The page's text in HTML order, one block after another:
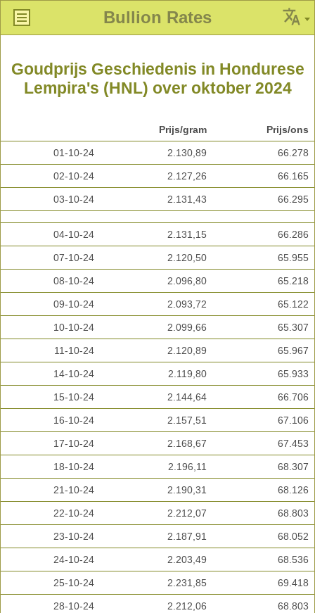
Bullion Rates
Goudprijs Geschiedenis in Hondurese
Lempira's (HNL) over oktober 2024
Prijs/gram Prijs/ons
01-10-24 2.130,89 66.278
02-10-24 2.127,26 66.165
03-10-24 2.131,43 66.295
04-10-24 2.131,15 66.286
07-10-24 2.120,50 65.955
08-10-24 2.096,80 65.218
09-10-24 2.093,72 65.122
10-10-24 2.099,66 65.307
11-10-24 2.120,89 65.967
14-10-24 2.119,80 65.933
15-10-24 2.144,64 66.706
16-10-24 2.157,51 67.106
17-10-24 2.168,67 67.453
18-10-24 2.196,11 68.307
21-10-24 2.190,31 68.126
22-10-24 2.212,07 68.803
23-10-24 2.187,91 68.052
24-10-24 2.203,49 68.536
25-10-24 2.231,85 69.418
28-10-24 2.212,06 68.803